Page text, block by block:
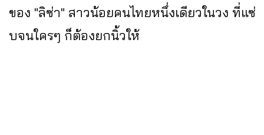
ของ "ลิซ่า" สาวน้อยคนไทยหนึ่งเดียวในวง ที่แซ่
บจนใครๆ ก็ต้องยกนิ้วให้